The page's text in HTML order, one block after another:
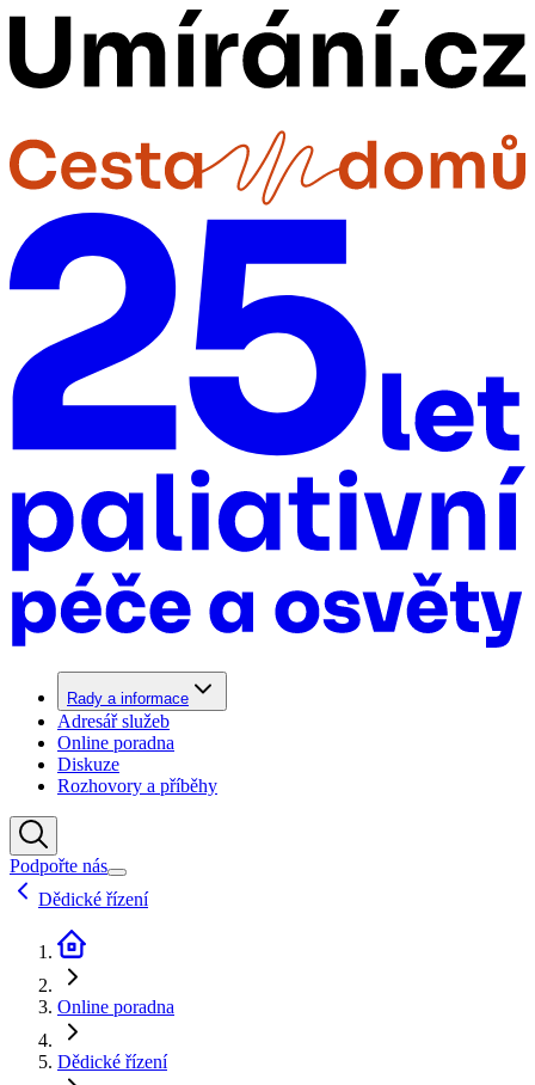
Rady a informace
Adresář služeb
Online poradna
Diskuze
Rozhovory a příběhy
Podpořte nás
Dědické řízení
Online poradna
Dědické řízení